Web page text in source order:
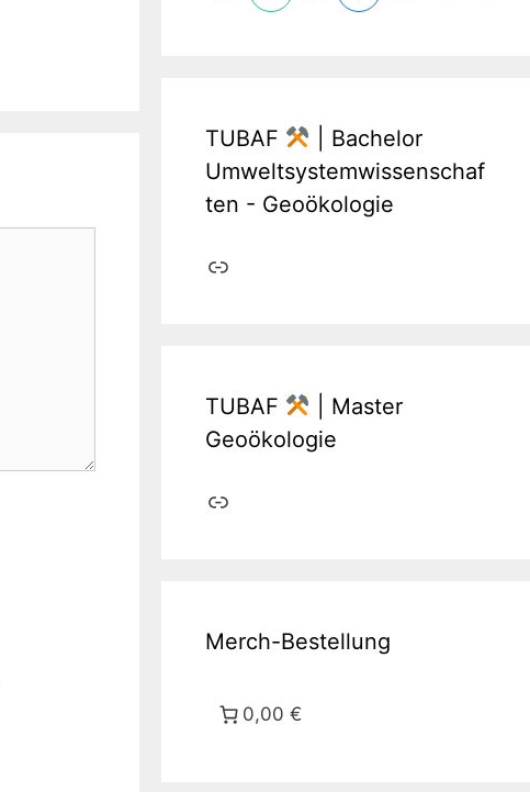
TUBAF
| Bachelor
Umweltsystemwissenschaf
ten - Geoökologie
Link
TUBAF
| Master
Geoökologie
Link
Merch-Bestellung
0,00 €